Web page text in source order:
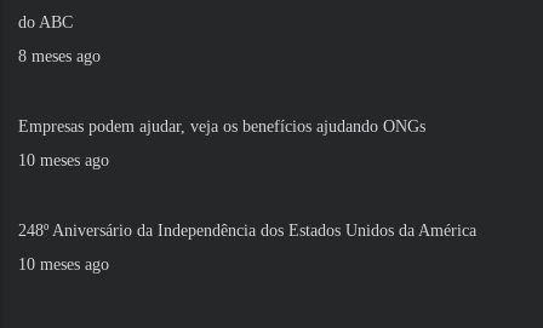
do ABC
8 meses ago
Empresas podem ajudar, veja os benefícios ajudando ONGs
10 meses ago
248º Aniversário da Independência dos Estados Unidos da América
10 meses ago